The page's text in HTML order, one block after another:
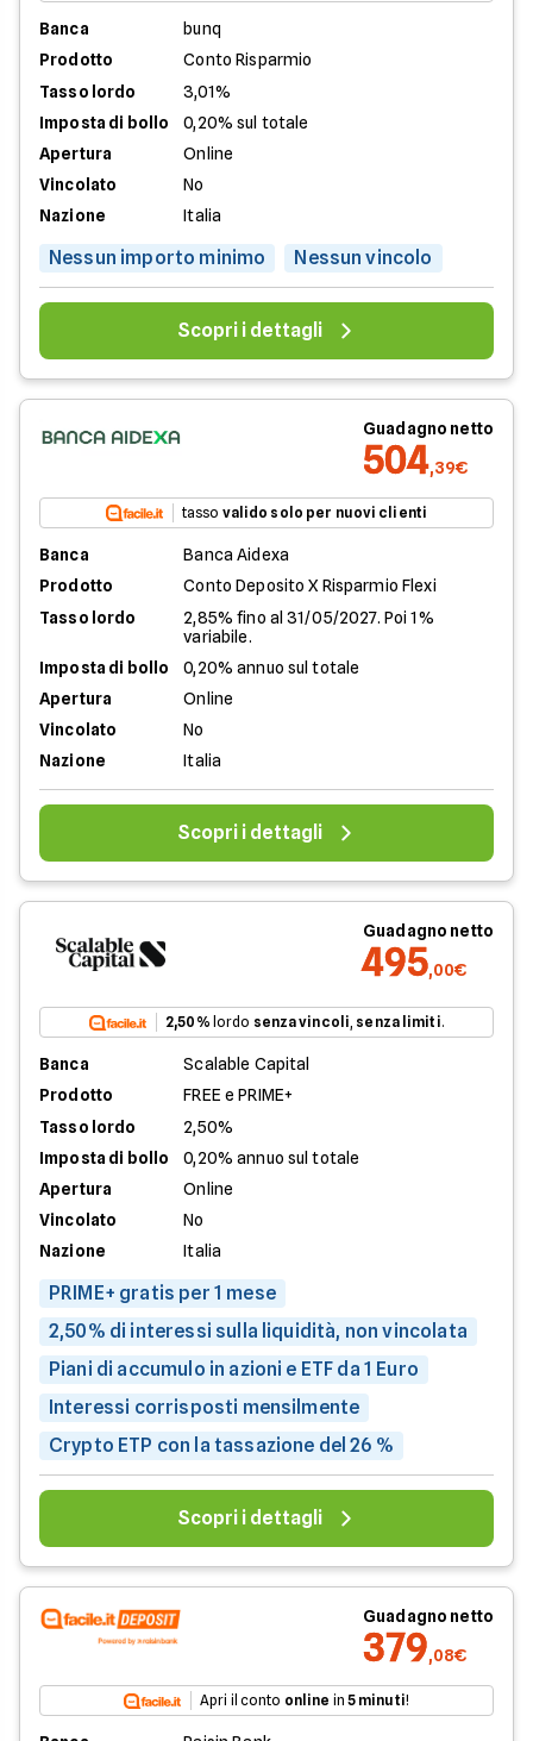
Banca
bunq
Prodotto
Conto Risparmio
Tasso lordo
3,01%
Imposta di bollo
0,20% sul totale
Apertura
Online
Vincolato
No
Nazione
Italia
Nessun importo minimo Nessun vincolo
Scopri i dettagli
Guadagno netto
504,39€
tasso valido solo per nuovi clienti
Banca
Banca Aidexa
Prodotto
Conto Deposito X Risparmio Flexi
Tasso lordo
2,85% fino al 31/05/2027. Poi 1%
variabile.
Imposta di bollo
0,20% annuo sul totale
Apertura
Online
Vincolato
No
Nazione
Italia
Scopri i dettagli
Guadagno netto
495,00€
2,50% lordo senza vincoli, senza limiti.
Banca
Scalable Capital
Prodotto
FREE e PRIME+
Tasso lordo
2,50%
Imposta di bollo
0,20% annuo sul totale
Apertura
Online
Vincolato
No
Nazione
Italia
PRIME+ gratis per 1 mese
2,50% di interessi sulla liquidità, non vincolata
Piani di accumulo in azioni e ETF da 1 Euro
Interessi corrisposti mensilmente
Crypto ETP con la tassazione del 26 %
Scopri i dettagli
Guadagno netto
379,08€
Apri il conto online in 5 minuti!